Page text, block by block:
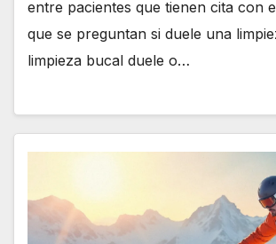
entre pacientes que tienen cita con
que se preguntan si duele una
limpieza bucal duele o…